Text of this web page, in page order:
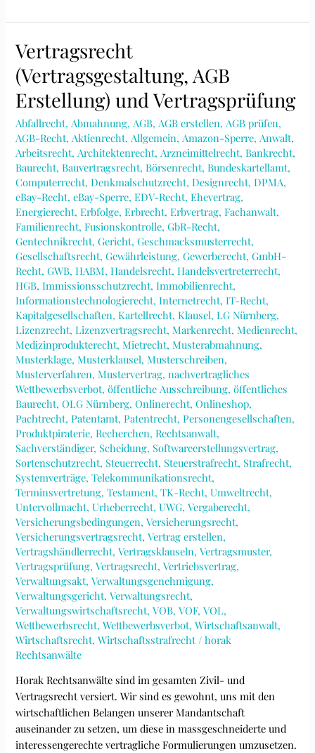
(einschliesslich
Abmahnungen
und
einstweiliger
Verfügungsverfahren)
Vertragsrecht
(Vertragsgestaltung, AGB
Erstellung) und Vertragsprüfung
Abfallrecht, Abmahnung, AGB, AGB erstellen, AGB prüfen,
AGB-Recht, Aktienrecht, Allgemein, Amazon-Sperre, Anwalt,
Arbeitsrecht, Architektenrecht, Arzneimittelrecht,Bankrecht,
Baurecht,Bauvertragsrecht,Börsenrecht,Bundeskartellamt,
Computerrecht,Denkmalschutzrecht,Designrecht,DPMA,
eBay-Recht,eBay-Sperre,EDV-Recht,Ehevertrag,
Energierecht,Erbfolge,Erbrecht,Erbvertrag,Fachanwalt,
Familienrecht,Fusionskontrolle,GbR-Recht,
Gentechnikrecht,Gericht,Geschmacksmusterrecht,
Gesellschaftsrecht,Gewährleistung,Gewerberecht,GmbH-
Recht,GWB,HABM,Handelsrecht,Handelsvertreterrecht,
HGB,Immissionsschutzrecht,Immobilienrecht,
Informationstechnologierecht,Internetrecht,IT-Recht,
Kapitalgesellschaften,Kartellrecht,Klausel,LG Nürnberg,
Lizenzrecht,Lizenzvertragsrecht,Markenrecht,Medienrecht,
Medizinprodukterecht,Mietrecht,Musterabmahnung,
Musterklage,Musterklausel,Musterschreiben,
Musterverfahren,Mustervertrag,nachvertragliches
Wettbewerbsverbot,öffentliche Ausschreibung,öffentliches
Baurecht,OLG Nürnberg,Onlinerecht,Onlineshop,
Pachtrecht,Patentamt,Patentrecht,Personengesellschaften,
Produktpiraterie,Recherchen,Rechtsanwalt,
Sachverständiger, Scheidung, Softwareerstellungsvertrag,
Sortenschutzrecht, Steuerrecht, Steuerstrafrecht, Strafrecht,
Systemverträge,Telekommunikationsrecht,
Terminsvertretung,Testament,TK-Recht,Umweltrecht,
Untervollmacht,Urheberrecht,UWG,Vergaberecht,
Versicherungsbedingungen,Versicherungsrecht,
Versicherungsvertragsrecht,Vertrag erstellen,
Vertragshändlerrecht,Vertragsklauseln,Vertragsmuster,
Vertragsprüfung,Vertragsrecht,Vertriebsvertrag,
Verwaltungsakt,Verwaltungsgenehmigung,
Verwaltungsgericht,Verwaltungsrecht,
Verwaltungswirtschaftsrecht,VOB,VOF,VOL,
Wettbewerbsrecht,Wettbewerbsverbot,Wirtschaftsanwalt,
Wirtschaftsrecht,Wirtschaftsstrafrecht/horak
Rechtsanwälte
Horak Rechtsanwälte sind im gesamten Zivil- und
Vertragsrecht versiert. Wir sind es gewohnt, uns mit den
wirtschaftlichen Belangen unserer Mandantschaft
auseinander zu setzen, um diese in massgeschneiderte und
interessengerechte vertragliche Formulierungen umzusetzen.